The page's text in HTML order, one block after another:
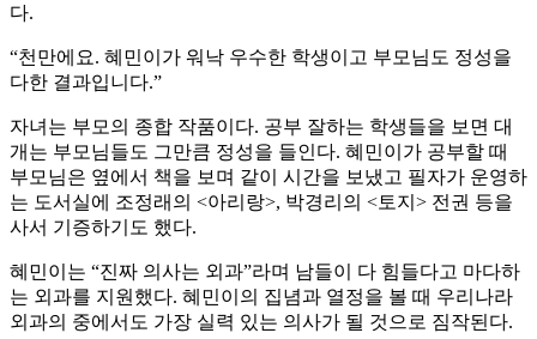
다.
“천만에요. 혜민이가 워낙 우수한 학생이고 부모님도 정성을
다한 결과입니다.”
자녀는 부모의 종합 작품이다. 공부 잘하는 학생들을 보면 대
개는 부모님들도 그만큼 정성을 들인다. 혜민이가 공부할 때
부모님은 옆에서 책을 보며 같이 시간을 보냈고 필자가 운영하
는 도서실에 조정래의 <아리랑>, 박경리의 <토지> 전권 등을
사서 기증하기도 했다.
혜민이는 “진짜 의사는 외과”라며 남들이 다 힘들다고 마다하
는 외과를 지원했다. 혜민이의 집념과 열정을 볼 때 우리나라
외과의 중에서도 가장 실력 있는 의사가 될 것으로 짐작된다.